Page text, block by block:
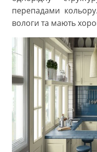
перепадами
вологи та мають